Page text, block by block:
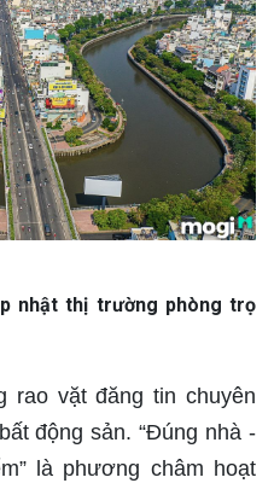
nhật thị trường phòng trọ
rao vặt đăng tin chuyên
động sản. “Đúng nhà -
là phương châm hoạt